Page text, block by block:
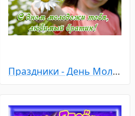
Праздники - День Молодежи